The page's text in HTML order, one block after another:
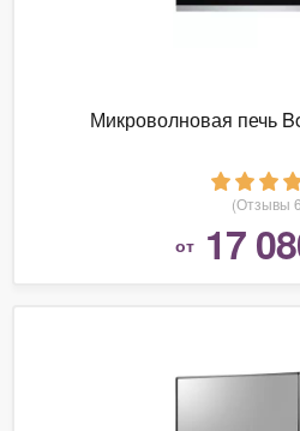
Микроволновая печь
(Отзывы
от 17